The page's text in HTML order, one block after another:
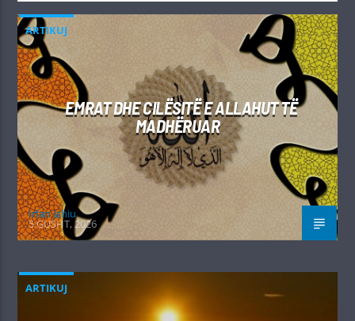
ARTIKUJ
EMRAT DHE CILËSITË E ALLAHUT TË
MADHËRUAR
Irfan Jahiu
5 GUSHT, 2026
ARTIKUJ